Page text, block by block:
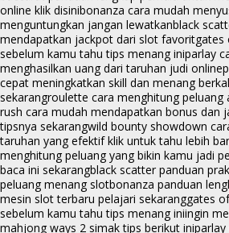
online klik disinibonanza cara mudah
menguntungkan jangan lewatkanblack
mendapatkan jackpot dari slot favoritgates
sebelum kamu tahu tips menang iniparlay
menghasilkan uang dari taruhan judi online
cepat meningkatkan skill dan menang
sekarangroulette cara menghitung peluang
rush cara mudah mendapatkan bonus dan
tipsnya sekarangwild bounty showdown
taruhan yang efektif klik untuk tahu lebih
menghitung peluang yang bikin kamu jadi
baca ini sekarangblack scatter panduan
peluang menang slotbonanza panduan
mesin slot terbaru pelajari sekaranggates
sebelum kamu tahu tips menang iniingin
mahjong ways 2 simak tips berikut ini